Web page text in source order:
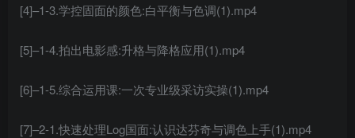
[4]–1-3.学控固面的颜色:白平衡与色调(1).mp4
[5]–1-4.拍出电影感:升格与降格应用(1).mp4
[6]–1-5.综合运用课:一次专业级采访实操(1).mp4
[7]–2-1.快速处理Log国面:认识达芬奇与调色上手(1).mp4